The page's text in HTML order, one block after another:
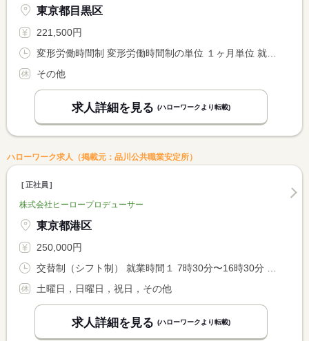
東京都目黒区
221,500円
その他
求人詳細を見る (ハローワークより転載)
ハローワーク求人（掲載元：品川公共職業安定所）
正社員
株式会社ヒーロープロデューサー
東京都港区
250,000円
土曜日，日曜日，祝日，その他
求人詳細を見る (ハローワークより転載)